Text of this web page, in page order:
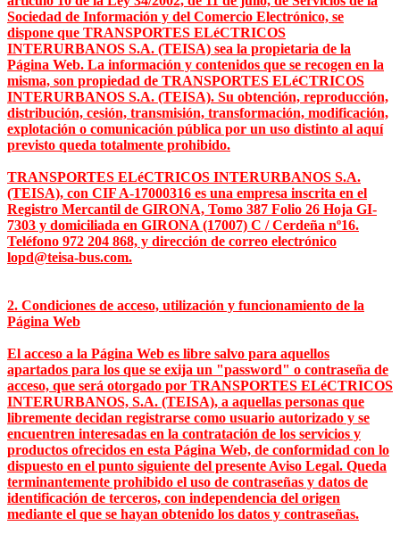
Sociedad de Información y del Comercio Electrónico, se
dispone que TRANSPORTES ELéCTRICOS
INTERURBANOS S.A. (TEISA) sea la propietaria de la
Página Web. La información y contenidos que se recogen en la
misma, son propiedad de TRANSPORTES ELéCTRICOS
INTERURBANOS S.A. (TEISA). Su obtención, reproducción,
distribución, cesión, transmisión, transformación, modificación,
explotación o comunicación pública por un uso distinto al aquí
previsto queda totalmente prohibido.
TRANSPORTES ELéCTRICOS INTERURBANOS S.A.
(TEISA), con CIF A-17000316 es una empresa inscrita en el
Registro Mercantil de GIRONA, Tomo 387 Folio 26 Hoja GI-
7303 y domiciliada en GIRONA (17007) C / Cerdeña nº16.
Teléfono 972 204 868, y dirección de correo electrónico
lopd@teisa-bus.com.
2. Condiciones de acceso, utilización y funcionamiento de la
Página Web
El acceso a la Página Web es libre salvo para aquellos
apartados para los que se exija un "password" o contraseña de
acceso, que será otorgado por TRANSPORTES ELéCTRICOS
INTERURBANOS, S.A. (TEISA), a aquellas personas que
libremente decidan registrarse como usuario autorizado y se
encuentren interesadas en la contratación de los servicios y
productos ofrecidos en esta Página Web, de conformidad con lo
dispuesto en el punto siguiente del presente Aviso Legal. Queda
terminantemente prohibido el uso de contraseñas y datos de
identificación de terceros, con independencia del origen
mediante el que se hayan obtenido los datos y contraseñas.